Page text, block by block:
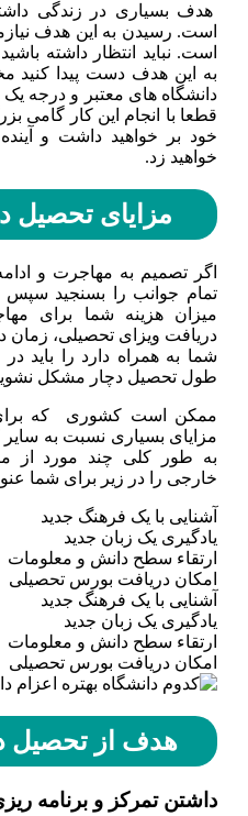
هدف بسیاری در زندگی
است‌. رسیدن به این هدف
است. نباید انتظار داشته
به این هدف دست پیدا کنید
دانشگاه های معتبر و درجه
قطعا با انجام این کار گامی
خود بر خواهید داشت و
خواهید زد‌.
مزایای تحصیل
اگر تصمیم به مهاجرت و
تمام جوانب را بسنجید سپس
میزان هزینه شما برای
دریافت ویزای تحصیلی، زمان
شما به همراه دارد را باید
طول تحصیل دچار مشکل
ممکن است کشوری که برای
مزایای بسیاری نسبت به سایر
به طور کلی چند مورد از
خارجی را در زیر برای شما
آشنایی با یک فرهنگ جدید
یادگیری یک زبان جدید
ارتقاء سطح دانش و معلومات
امکان دریافت بورس تحصیلی
آشنایی با یک فرهنگ جدید
یادگیری یک زبان جدید
ارتقاء سطح دانش و معلومات
امکان دریافت بورس تحصیلی
هدف از تحصیل
داشتن تمرکز و برنامه